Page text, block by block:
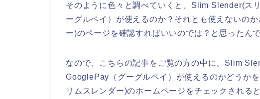
そのように色々と調べていくと、Slim Slender(ス
ーグルペイ）が使えるのか？それとも使えないの
ー)のページを確認すればいいのでは？と思ったんで
なので、こちらの記事をご覧の方の中に、Slim
GooglePay（グーグルペイ）が使えるのかどうか
リムスレンダー)のホームページをチェックされる